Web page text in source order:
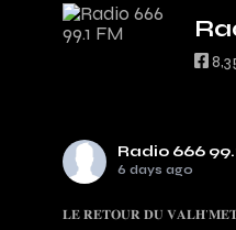
Radio 666
6 days ago
𝐋𝐄 𝐑𝐄𝐓𝐎𝐔𝐑 𝐃𝐔